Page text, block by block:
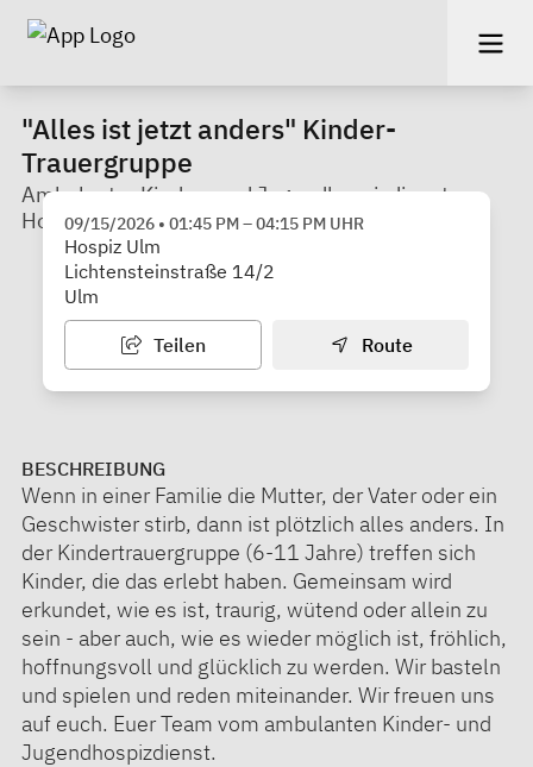
"Alles ist jetzt anders" Kinder-
Trauergruppe
Ambulanter Kinder- und Jugendhospizdienst
Hospiz Ulm e.V.
09/15/2026 • 01:45 PM–04:15 PM UHR
Hospiz Ulm
Lichtensteinstraße 14/2
Ulm
Teilen Route
BESCHREIBUNG
Wenn in einer Familie die Mutter, der Vater oder ein
Geschwister stirb, dann ist plötzlich alles anders. In
der Kindertrauergruppe (6-11 Jahre) treffen sich
Kinder, die das erlebt haben. Gemeinsam wird
erkundet, wie es ist, traurig, wütend oder allein zu
sein - aber auch, wie es wieder möglich ist, fröhlich,
hoffnungsvoll und glücklich zu werden. Wir basteln
und spielen und reden miteinander. Wir freuen uns
auf euch. Euer Team vom ambulanten Kinder- und
Jugendhospizdienst.